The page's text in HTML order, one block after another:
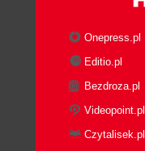
Onepress.pl
Editio.pl
Bezdroza.pl
Videopoint.pl
Czytalisek.pl